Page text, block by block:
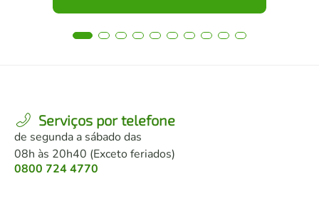
Serviços por telefone
de segunda a sábado das
08h às 20h40 (Exceto feriados)
0800 724 4770